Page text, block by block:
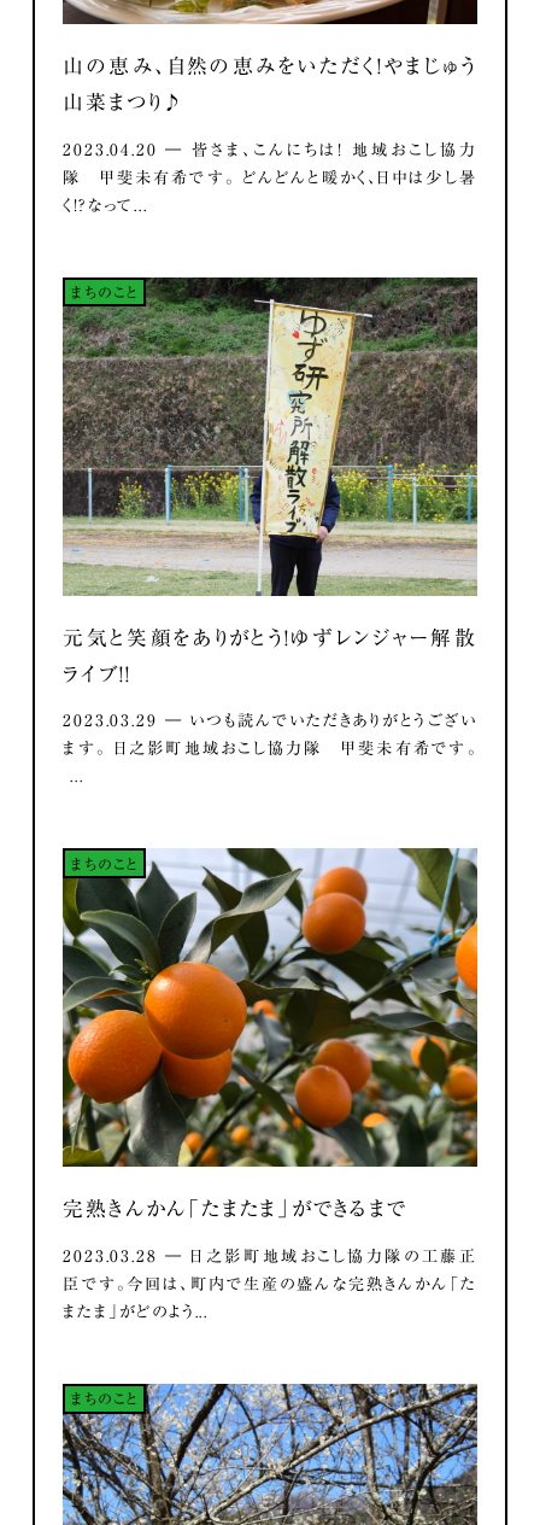
山の恵み、自然の恵みをいただく！やまじゅう
山菜まつり♪
2023.04.20 ― 皆さま、こんにちは！ 地域おこし協力
隊 甲斐未有希です。 どんどんと暖かく、日中は少し暑
く！？なって...
まちのこと
元気と笑顔をありがとう！ゆずレンジャー解散
ライブ！！
2023.03.29 ― いつも読んでいただきありがとうござい
ます。 日之影町地域おこし協力隊 甲斐未有希です。
...
まちのこと
完熟きんかん「たまたま」ができるまで
2023.03.28 ― 日之影町地域おこし協力隊の工藤正
臣です。今回は、町内で生産の盛んな完熟きんかん「た
またま」がどのよう...
まちのこと